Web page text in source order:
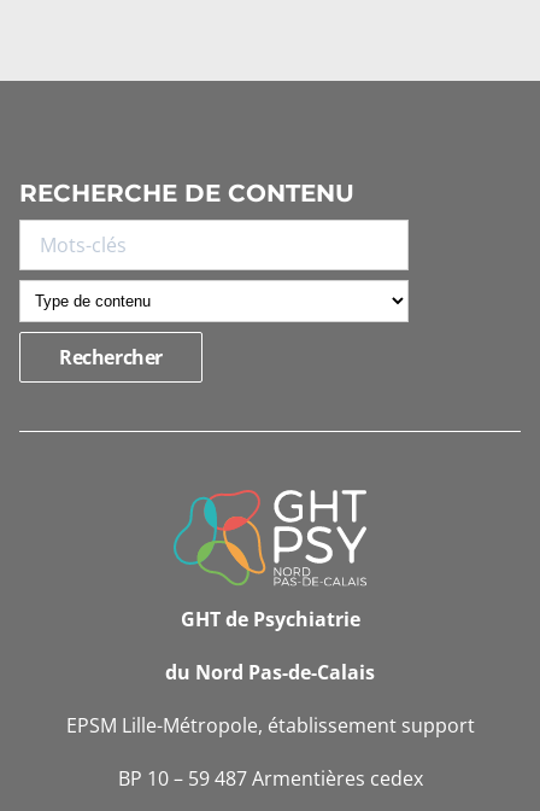
RECHERCHE DE CONTENU
INFORMATIONS
GHT de Psychiatrie
du Nord Pas-de-Calais
EPSM Lille-Métropole, établissement support
BP 10 – 59 487 Armentières cedex